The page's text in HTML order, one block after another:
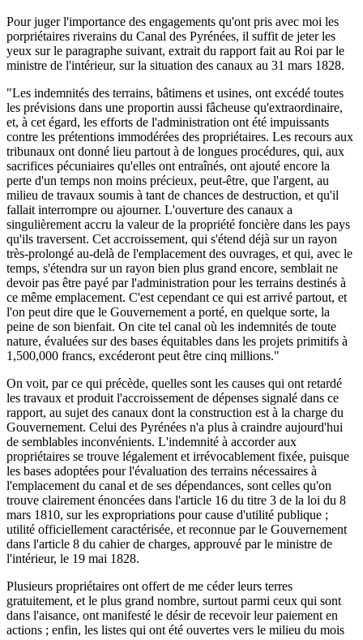
Pour juger l'importance des engagements qu'ont pris avec moi les
porpriétaires riverains du Canal des Pyrénées, il suffit de jeter les
yeux sur le paragraphe suivant, extrait du rapport fait au Roi par le
ministre de l'intérieur, sur la situation des canaux au 31 mars 1828.
"Les indemnités des terrains, bâtimens et usines, ont excédé toutes
les prévisions dans une proportin aussi fâcheuse qu'extraordinaire,
et, à cet égard, les efforts de l'administration ont été impuissants
contre les prétentions immodérées des propriétaires. Les recours aux
tribunaux ont donné lieu partout à de longues procédures, qui, aux
sacrifices pécuniaires qu'elles ont entraînés, ont ajouté encore la
perte d'un temps non moins précieux, peut-être, que l'argent, au
milieu de travaux soumis à tant de chances de destruction, et qu'il
fallait interrompre ou ajourner. L'ouverture des canaux a
singulièrement accru la valeur de la propriété foncière dans les pays
qu'ils traversent. Cet accroissement, qui s'étend déjà sur un rayon
très-prolongé au-delà de l'emplacement des ouvrages, et qui, avec le
temps, s'étendra sur un rayon bien plus grand encore, semblait ne
devoir pas être payé par l'administration pour les terrains destinés à
ce même emplacement. C'est cependant ce qui est arrivé partout, et
l'on peut dire que le Gouvernement a porté, en quelque sorte, la
peine de son bienfait. On cite tel canal où les indemnités de toute
nature, évaluées sur des bases équitables dans les projets primitifs à
1,500,000 francs, excéderont peut être cinq millions."
On voit, par ce qui précède, quelles sont les causes qui ont retardé
les travaux et produit l'accroissement de dépenses signalé dans ce
rapport, au sujet des canaux dont la construction est à la charge du
Gouvernement. Celui des Pyrénées n'a plus à craindre aujourd'hui
de semblables inconvénients. L'indemnité à accorder aux
propriétaires se trouve légalement et irrévocablement fixée, puisque
les bases adoptées pour l'évaluation des terrains nécessaires à
l'emplacement du canal et de ses dépendances, sont celles qu'on
trouve clairement énoncées dans l'article 16 du titre 3 de la loi du 8
mars 1810, sur les expropriations pour cause d'utilité publique ;
utilité officiellement caractérisée, et reconnue par le Gouvernement
dans l'article 8 du cahier de charges, approuvé par le ministre de
l'intérieur, le 19 mai 1828.
Plusieurs propriétaires ont offert de me céder leurs terres
gratuitement, et le plus grand nombre, surtout parmi ceux qui sont
dans l'aisance, ont manifesté le désir de recevoir leur paiement en
actions ; enfin, les listes qui ont été ouvertes vers le milieu du mois